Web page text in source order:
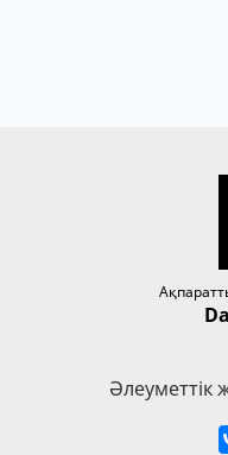
Әлеуметтік